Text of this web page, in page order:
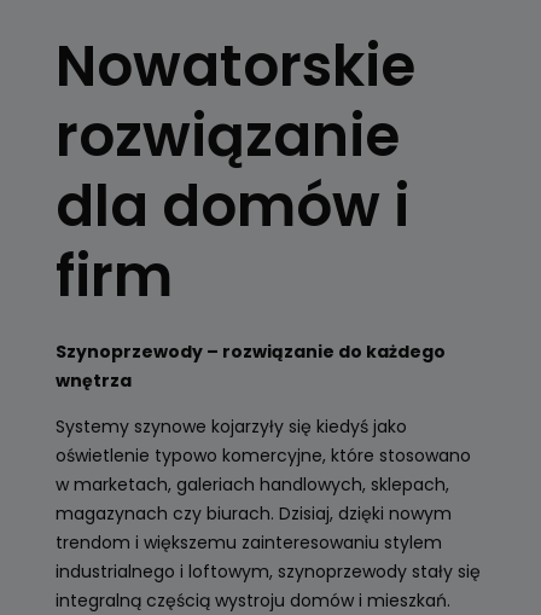
Skorzystaj z
Zobacz
Nowatorskie
rozwiązanie
dla domów i
firm
Szynoprzewody – rozwiązanie do każdego
wnętrza
Systemy szynowe kojarzyły się kiedyś jako
oświetlenie typowo komercyjne, które stosowano
w marketach, galeriach handlowych, sklepach,
magazynach czy biurach. Dzisiaj, dzięki nowym
trendom i większemu zainteresowaniu stylem
industrialnego i loftowym, szynoprzewody stały się
integralną częścią wystroju domów i mieszkań.